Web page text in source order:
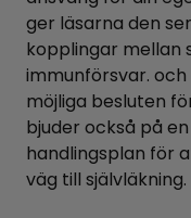
ger läsarna den
kopplingar mellan
immunförsvar.
möjliga besluten
bjuder också på
handlingsplan för
väg till självläkning.